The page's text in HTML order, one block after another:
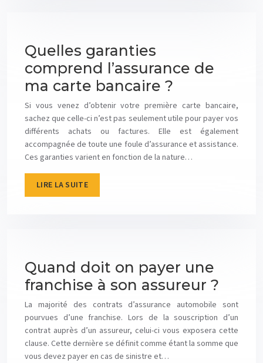
Quelles garanties
comprend l’assurance de
ma carte bancaire ?
Si vous venez d’obtenir votre première carte bancaire,
sachez que celle-ci n’est pas seulement utile pour payer vos
différents achats ou factures. Elle est également
accompagnée de toute une foule d’assurance et assistance.
Ces garanties varient en fonction de la nature…
LIRE LA SUITE
Quand doit on payer une
franchise à son assureur ?
La majorité des contrats d’assurance automobile sont
pourvues d’une franchise. Lors de la souscription d’un
contrat auprès d’un assureur, celui-ci vous exposera cette
clause. Cette dernière se définit comme étant la somme que
vous devez payer en cas de sinistre et…